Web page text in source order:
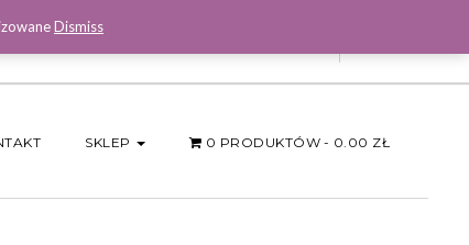
SKLEP 0 PRODUKTÓW 0.00 ZŁ
Dismiss